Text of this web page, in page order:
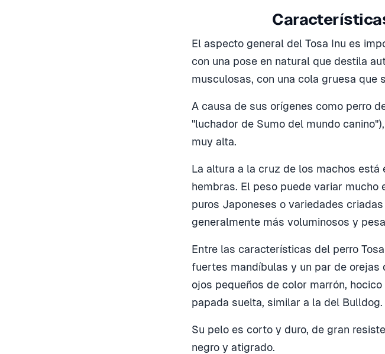
El aspecto general del Tosa Inu es
con una pose en natural que destila
musculosas, con una cola gruesa que
A causa de sus orígenes como perro
"luchador de Sumo del mundo
muy alta.
La altura a la cruz de los machos
hembras. El peso puede variar
puros Japoneses o variedades
generalmente más voluminosos y
Entre las características del perro
fuertes mandíbulas y un par de orejas
ojos pequeños de color marrón,
papada suelta, similar a la del Bulldog.
Su pelo es corto y duro, de gran
negro y atigrado.